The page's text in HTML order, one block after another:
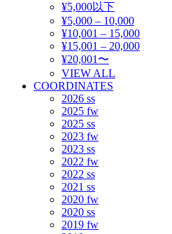
¥5,000以下
¥5,000 – 10,000
¥10,001 – 15,000
¥15,001 – 20,000
¥20,001〜
VIEW ALL
COORDINATES
2026 ss
2025 fw
2025 ss
2023 fw
2023 ss
2022 fw
2022 ss
2021 ss
2020 fw
2020 ss
2019 fw